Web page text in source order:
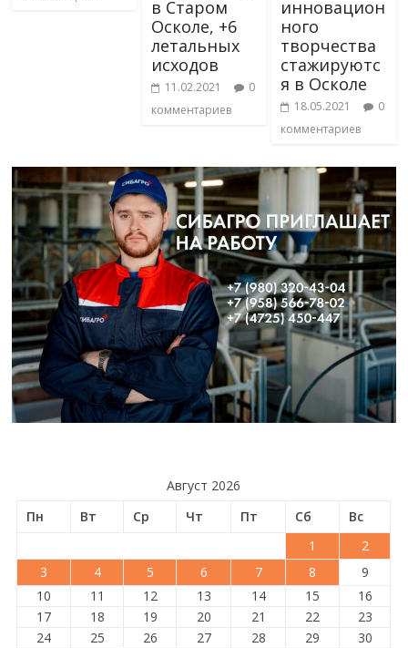
в Старом
Осколе, +6
летальных
исходов
11.02.2021
0
комментариев
инновацион
ного
творчества
стажируютс
я в Осколе
18.05.2021
0
комментариев
Август 2026
Пн
Вт Ср Чт Пт Сб
Вс
1
2
3
4 5 6 7 8
9
10
11 12 13 14 15
16
17
18 19 20 21 22
23
24
25 26 27 28 29
30